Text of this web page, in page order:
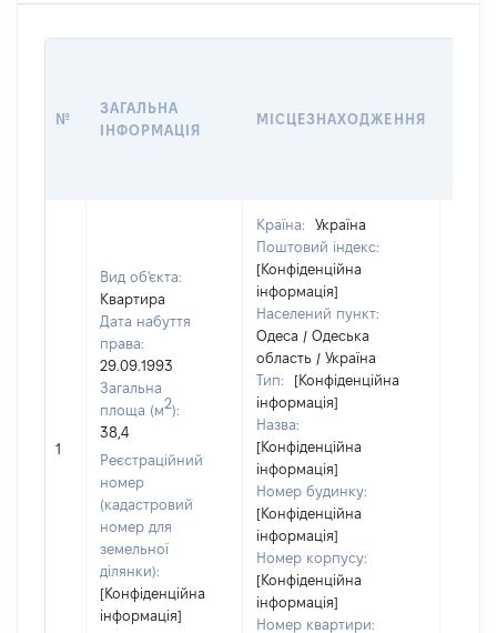
№
ЗАГАЛЬНА
ІНФОРМАЦІЯ
МІСЦЕЗНАХОДЖЕННЯ
1
Вид об'єкта:
Квартира
Дата набуття
права:
29.09.1993
Загальна
площа (м2):
38,4
Реєстраційний
номер
(кадастровий
номер для
земельної
ділянки):
[Конфіденційна
інформація]
Країна:
Україна
Поштовий індекс:
[Конфіденційна
інформація]
Населений пункт:
Одеса / Одеська
область / Україна
Тип:
[Конфіденційна
інформація]
Назва:
[Конфіденційна
інформація]
Номер будинку:
[Конфіденційна
інформація]
Номер корпусу:
[Конфіденційна
інформація]
Номер квартири: